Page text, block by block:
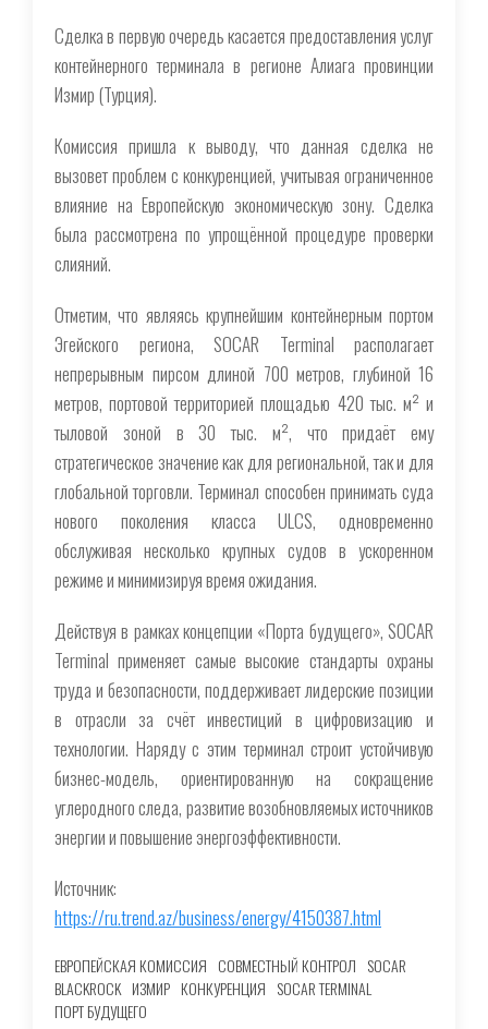
Сделка в первую очередь касается предоставления услуг
контейнерного терминала в регионе Алиага провинции
Измир (Турция).
Комиссия пришла к выводу, что данная сделка не
вызовет проблем с конкуренцией, учитывая ограниченное
влияние на Европейскую экономическую зону. Сделка
была рассмотрена по упрощённой процедуре проверки
слияний.
Отметим, что являясь крупнейшим контейнерным портом
Эгейского региона, SOCAR Terminal располагает
непрерывным пирсом длиной 700 метров, глубиной 16
метров, портовой территорией площадью 420 тыс. м² и
тыловой зоной в 30 тыс. м², что придаёт ему
стратегическое значение как для региональной, так и для
глобальной торговли. Терминал способен принимать суда
нового поколения класса ULCS, одновременно
обслуживая несколько крупных судов в ускоренном
режиме и минимизируя время ожидания.
Действуя в рамках концепции «Порта будущего», SOCAR
Terminal применяет самые высокие стандарты охраны
труда и безопасности, поддерживает лидерские позиции
в отрасли за счёт инвестиций в цифровизацию и
технологии. Наряду с этим терминал строит устойчивую
бизнес-модель, ориентированную на сокращение
углеродного следа, развитие возобновляемых источников
энергии и повышение энергоэффективности.
Источник:
https://ru.trend.az/business/energy/4150387.html
ЕВРОПЕЙСКАЯ КОМИССИЯ СОВМЕСТНЫЙ КОНТРОЛ SOCAR
BLACKROCK ИЗМИР КОНКУРЕНЦИЯ SOCAR TERMINAL
ПОРТ БУДУЩЕГО